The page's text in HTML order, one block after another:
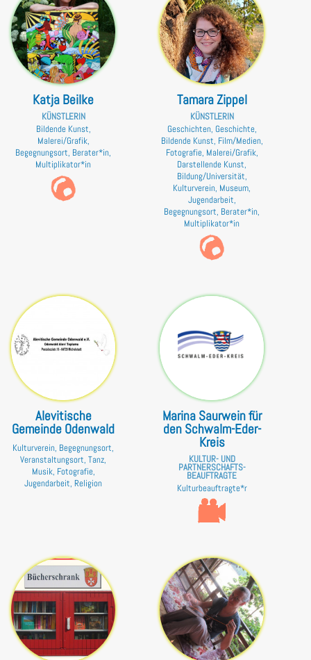
Katja Beilke
KÜNSTLERIN
Bildende Kunst,
Malerei/Grafik,
Begegnungsort, Berater*in,
Multiplikator*in
Tamara Zippel
KÜNSTLERIN
Geschichten, Geschichte,
Bildende Kunst, Film/Medien,
Fotografie, Malerei/Grafik,
Darstellende Kunst,
Bildung/Universität,
Kulturverein, Museum,
Jugendarbeit,
Begegnungsort, Berater*in,
Multiplikator*in
Alevitische
Gemeinde Odenwald
Kulturverein, Begegnungsort,
Veranstaltungsort, Tanz,
Musik, Fotografie,
Jugendarbeit, Religion
Marina Saurwein für
den Schwalm-Eder-
Kreis
KULTUR- UND
PARTNERSCHAFTS­
BEAUFTRAGTE
Kulturbeauftragte*r